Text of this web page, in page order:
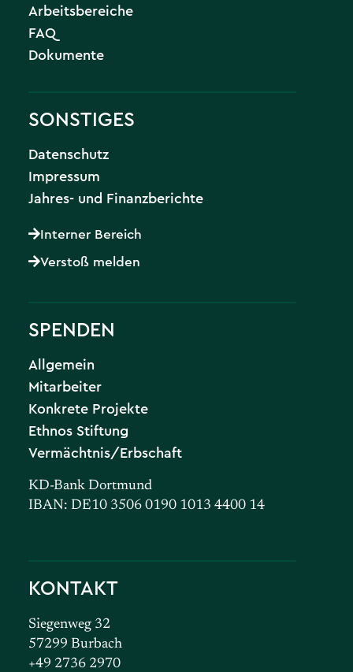
Arbeitsbereiche
FAQ
Dokumente
KONTAKT
Siegenweg 32
57299 Burbach
+49 2736 2970
SPENDEN
Allgemein
Mitarbeiter
Konkrete Projekte
Ethnos Stiftung
Vermächtnis/Erbschaft
KD-Bank Dortmund
IBAN: DE10 3506 0190 1013 4400 14
SONSTIGES
Datenschutz
Impressum
Jahres- und Finanzberichte
Interner Bereich
Verstoß melden